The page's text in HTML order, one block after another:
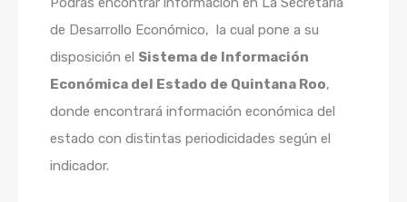
de Desarrollo Económico, la cual pone a su
disposición el Sistema de Información
Económica del Estado de Quintana Roo,
donde encontrará información económica del
estado con distintas periodicidades según el
indicador.